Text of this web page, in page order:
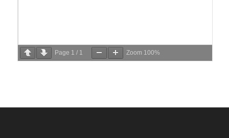
Page 1 / 1 Zoom 100%